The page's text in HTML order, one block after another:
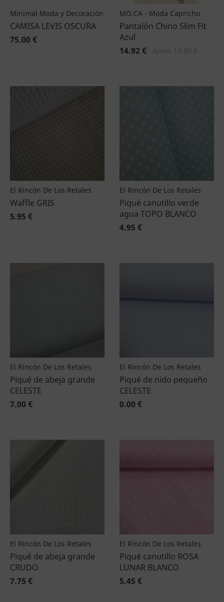
Minimal Moda y Decoración
CAMISA LEVIS OSCURA
75.00 €
MO.CA - Moda Capricho
Pantalón Chino Slim Fit
Azul
14.92 €
El Rincón De Los Retales
Waffle GRIS
5.95 €
El Rincón De Los Retales
Piqué canutillo verde
agua TOPO BLANCO
4.95 €
El Rincón De Los Retales
Piqué de abeja grande
CELESTE
7.00 €
El Rincón De Los Retales
Piqué de nido pequeño
CELESTE
0.00 €
El Rincón De Los Retales
Piqué de abeja grande
CRUDO
7.75 €
El Rincón De Los Retales
Piqué canutillo ROSA
LUNAR BLANCO
5.45 €